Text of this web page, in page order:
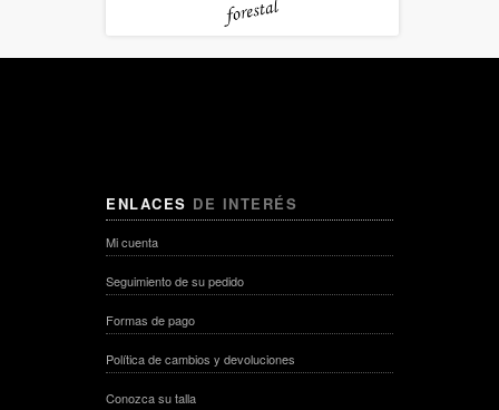
ENLACES DE INTERÉS
Mi cuenta
Seguimiento de su pedido
Formas de pago
Política de cambios y devoluciones
Conozca su talla